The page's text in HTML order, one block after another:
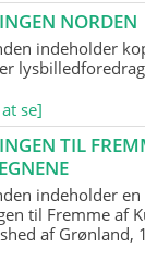
NORDEN
indeholder
se]
TIL
indeholder
til Fremme af
af Grønland,